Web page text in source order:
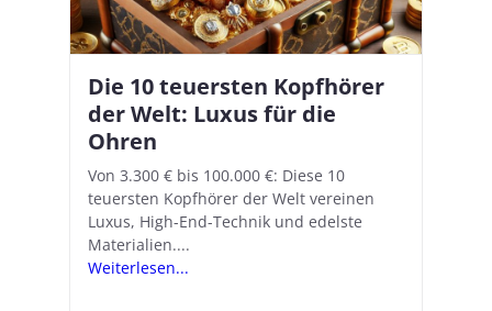
Die 10 teuersten Kopfhörer
der Welt: Luxus für die
Ohren
Von 3.300 € bis 100.000 €: Diese 10
teuersten Kopfhörer der Welt vereinen
Luxus, High-End-Technik und edelste
Materialien....
Weiterlesen...
Apple AirPods Pro 2 und iOS
18.1: So richtet ihr das neue
Hörgeräte-Feature ein
Mit iOS 18.1 und den AirPods Pro 2
verwandelt Apple seine In-Ear-Kopfhörer
in kostengünstige Hörhilfen. In wenigen
Schritten...
Weiterlesen...